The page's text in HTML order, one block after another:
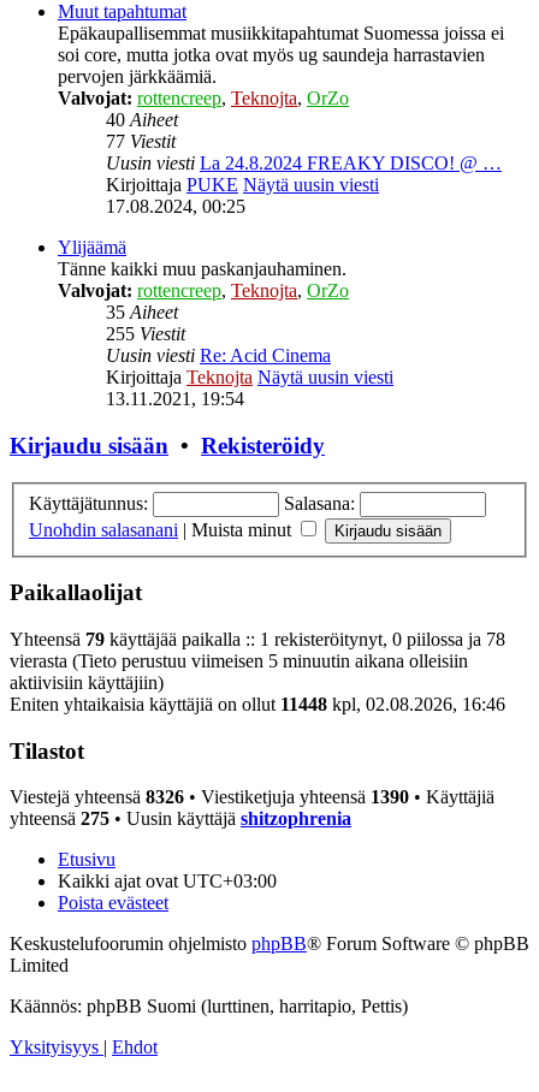
Muut tapahtumat
Epäkaupallisemmat musiikkitapahtumat Suomessa joissa ei
soi core, mutta jotka ovat myös ug saundeja harrastavien
pervojen järkkäämiä.
Valvojat: rottencreep, Teknojta, OrZo
40Aiheet
77 Viestit
Uusin viesti La 24.8.2024 FREAKY DISCO! @ …
Kirjoittaja PUKE Näytä uusin viesti
17.08.2024, 00:25
Ylijäämä
Tänne kaikki muu paskanjauhaminen.
Valvojat: rottencreep, Teknojta, OrZo
35Aiheet
255 Viestit
Uusin viesti Re: Acid Cinema
Kirjoittaja Teknojta Näytä uusin viesti
13.11.2021, 19:54
Kirjaudu sisään • Rekisteröidy
Käyttäjätunnus:
Salasana:
Unohdin salasanani | Muista minut
Paikallaolijat
Yhteensä 79 käyttäjää paikalla :: 1 rekisteröitynyt, 0 piilossa ja 78
vierasta (Tieto perustuu viimeisen 5 minuutin aikana olleisiin
aktiivisiin käyttäjiin)
Eniten yhtaikaisia käyttäjiä on ollut 11448 kpl, 02.08.2026, 16:46
Tilastot
Viestejä yhteensä 8326 • Viestiketjuja yhteensä 1390 • Käyttäjiä
yhteensä 275 • Uusin käyttäjä shitzophrenia
Etusivu
Kaikki ajat ovat UTC+03:00
Poista evästeet
Keskustelufoorumin ohjelmisto phpBB® Forum Software © phpBB
Limited
Käännös: phpBB Suomi (lurttinen, harritapio, Pettis)
Yksityisyys | Ehdot